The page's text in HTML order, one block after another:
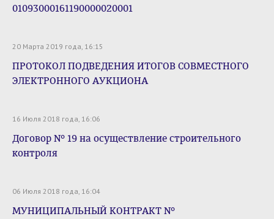
01093000161190000020001
20 Марта 2019 года, 16:15
ПРОТОКОЛ ПОДВЕДЕНИЯ ИТОГОВ СОВМЕСТНОГО
ЭЛЕКТРОННОГО АУКЦИОНА
16 Июля 2018 года, 16:06
Договор № 19 на осуществление строительного
контроля
06 Июля 2018 года, 16:04
МУНИЦИПАЛЬНЫЙ КОНТРАКТ №